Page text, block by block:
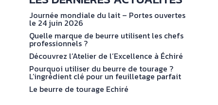
NOS
ENGAGEMENTS
ESPACE
PROFESSIONNEL
CONTACT
Journée mondiale du lait – Portes ouvertes
le 24 juin 2026
Quelle marque de beurre utilisent les chefs
professionnels ?
Découvrez l’Atelier de l’Excellence à Échiré
Pourquoi utiliser du beurre de tourage ?
L’ingrédient clé pour un feuilletage parfait
Le beurre de tourage Echiré